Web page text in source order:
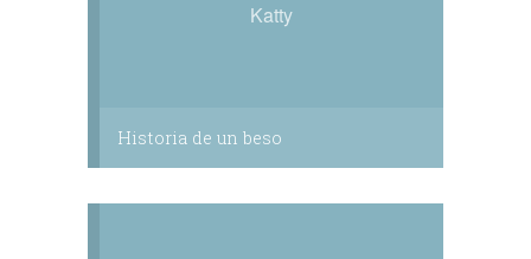
Katty
Historia de un beso